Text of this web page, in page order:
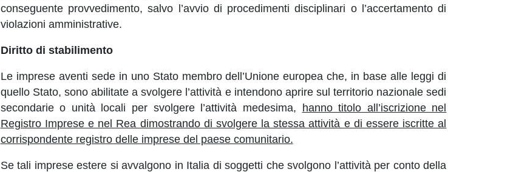
conseguente provvedimento, salvo l’avvio di procedimenti disciplinari o l’accertamento di
violazioni amministrative.
Diritto di stabilimento
Le imprese aventi sede in uno Stato membro dell’Unione europea che, in base alle leggi di
quello Stato, sono abilitate a svolgere l’attività e intendono aprire sul territorio nazionale sedi
secondarie o unità locali per svolgere l’attività medesima, hanno titolo all’iscrizione nel
Registro Imprese e nel Rea dimostrando di svolgere la stessa attività e di essere iscritte al
corrispondente registro delle imprese del paese comunitario.
Se tali imprese estere si avvalgono in Italia di soggetti che svolgono l’attività per conto della